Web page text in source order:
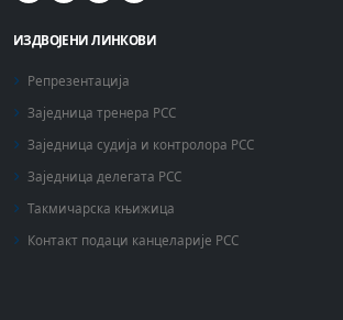
ИЗДВОЈЕНИ ЛИНКОВИ
Репрезентација
Заједница тренера РСС
Заједница судија и контролора РСС
Заједница делегата РСС
Такмичарска књижица
Контакт подаци канцеларије РСС